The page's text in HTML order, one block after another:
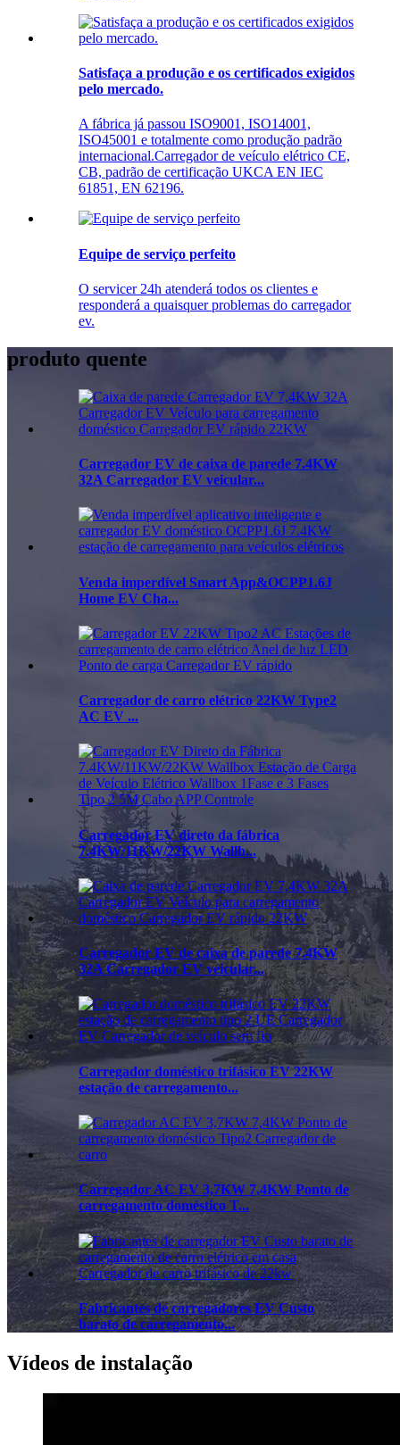
Satisfaça a produção e os certificados exigidos
pelo mercado.
A fábrica já passou ISO9001, ISO14001,
ISO45001 e totalmente como produção padrão
internacional.Carregador de veículo elétrico CE,
CB, padrão de certificação UKCA EN IEC
61851, EN 62196.
Equipe de serviço perfeito
O servicer 24h atenderá todos os clientes e
responderá a quaisquer problemas do carregador
ev.
produto quente
Carregador EV de caixa de parede 7.4KW
32A Carregador EV veicular...
Venda imperdível Smart App&OCPP1.6J
Home EV Cha...
Carregador de carro elétrico 22KW Type2
AC EV ...
Carregador EV direto da fábrica
7.4KW/11KW/22KW Wallb...
Carregador EV de caixa de parede 7.4KW
32A Carregador EV veicular...
Carregador doméstico trifásico EV 22KW
estação de carregamento...
Carregador AC EV 3,7KW 7,4KW Ponto de
carregamento doméstico T...
Fabricantes de carregadores EV Custo
barato de carregamento...
Vídeos de instalação